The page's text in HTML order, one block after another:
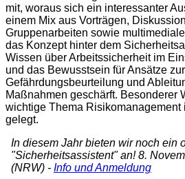
mit, woraus sich ein interessanter
einem Mix aus Vorträgen,
Gruppenarbeiten sowie
das Konzept hinter dem
Wissen über Arbeitssicherheit im
und das Bewusstsein für Ansätze zur
Gefährdungsbeurteilung und
Maßnahmen geschärft. Besonderer
wichtige Thema Risikomanagement
gelegt.
In diesem Jahr bieten wir noch ein
"Sicherheitsassistent" an! 8.
(NRW) - Info und Anmeldung